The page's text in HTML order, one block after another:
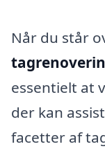
Når du står
essentielt at
der kan
facetter af